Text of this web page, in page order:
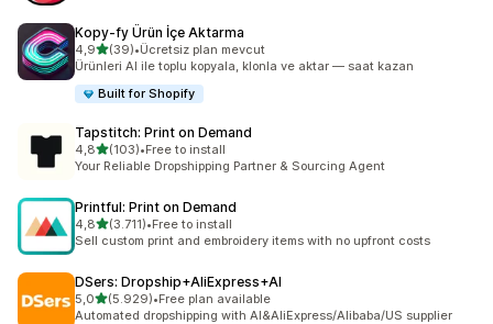
Kopy‑fy Ürün İçe Aktarma
4,95 yıldız üzerinden
(39)
toplam 39 değerlendirme
•Ücretsiz plan mevcut
Ürünleri AI ile toplu kopyala, klonla ve aktar — saat kazan
Built for Shopify
Tapstitch: Print on Demand
4,85 yıldız üzerinden
(103)
toplam 103 değerlendirme
•Free to install
Your Reliable Dropshipping Partner & Sourcing Agent
Printful: Print on Demand
4,85 yıldız üzerinden
(3.711)
toplam 3711 değerlendirme
•Free to install
Sell custom print and embroidery items with no upfront costs
DSers: Dropship+AliExpress+AI
5,05 yıldız üzerinden
(5.929)
toplam 5929 değerlendirme
•Free plan available
Automated dropshipping with AI&AliExpress/Alibaba/US supplier